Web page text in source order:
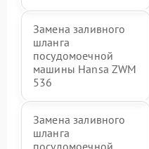
Замена заливного
шланга
посудомоечной
машины Hansa ZWM
536
Замена заливного
шланга